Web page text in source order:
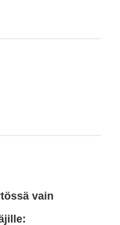
vain